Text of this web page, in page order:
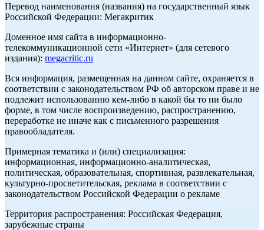
Перевод наименования (названия) на государственный язык
Российской Федерации: Мегакритик
Доменное имя сайта в информационно-
телекоммуникационной сети «Интернет» (для сетевого
издания): megacritic.ru
Вся информация, размещенная на данном сайте, охраняется в
соответствии с законодательством РФ об авторском праве и не
подлежит использованию кем-либо в какой бы то ни было
форме, в том числе воспроизведению, распространению,
переработке не иначе как с письменного разрешения
правообладателя.
Примерная тематика и (или) специализация:
информационная, информационно-аналитическая,
политическая, образовательная, спортивная, развлекательная,
культурно-просветительская, реклама в соответствии с
законодательством Российской Федерации о рекламе
Территория распространения: Российская Федерация,
зарубежные страны